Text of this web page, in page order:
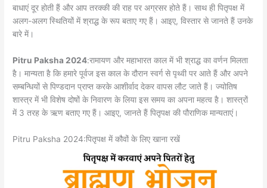
बाधाएं दूर होती हैं और आप तरक्की की राह पर अग्रसर होते हैं। साथ ही पितृपक्ष में
अलग-अलग स्थितियों में श्राद्ध के रूप बताए गए हैं। आइए, विस्तार से जानते हैं उनके
बारे में।
Pitru Paksha 2024:रामायण और महाभारत काल में भी श्राद्ध का वर्णन मिलता
है। मान्यता है कि हमारे पूर्वज इस काल के दौरान स्वर्ग से पृथ्वी पर आते हैं और अपने
सम्बन्धियों से पिण्डदान प्राप्त करके आशीर्वाद देकर वापस लौट जाते हैं। ज्योतिष
शास्त्र में भी विशेष दोषों के निवारण के लिया इस समय का अपना महत्व है। शास्त्रों
में 3 तरह के ऋण बताए गए हैं। आइए, जानते हैं पितृपक्ष की पौराणिक मान्यताएं।
Pitru Paksha 2024:पितृपक्ष में कौवों के लिए खाना रखें